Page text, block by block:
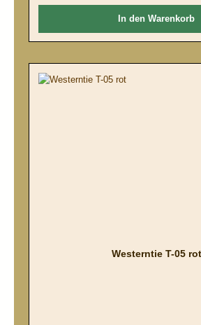
In den Warenkorb
Westerntie T-05 rot